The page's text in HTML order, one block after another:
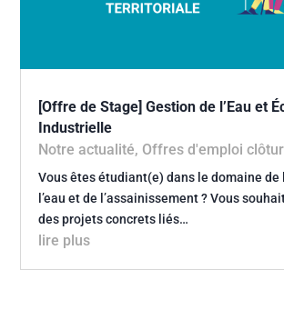
[Offre de Stage] Gestion de l’Eau et
Industrielle
Notre actualité, Offres d'emploi
Vous êtes étudiant(e) dans le domaine de
l’eau et de l’assainissement ? Vous
des projets concrets liés…
lire plus